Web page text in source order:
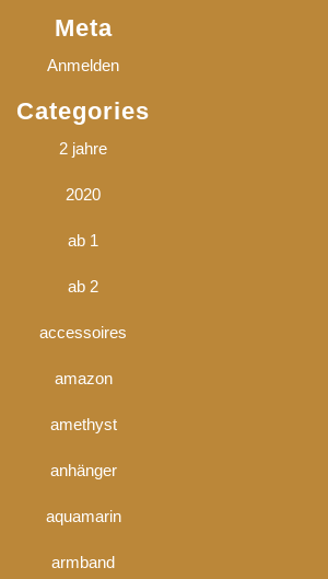
Meta
Anmelden
Categories
2 jahre
2020
ab 1
ab 2
accessoires
amazon
amethyst
anhänger
aquamarin
armband